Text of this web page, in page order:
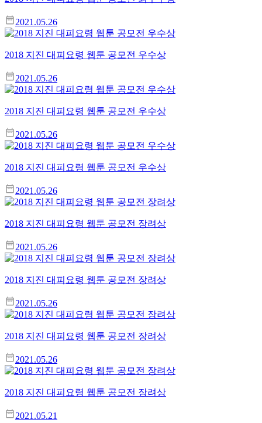
2021.05.26
2018 지진 대피요령 웹툰 공모전 우수상
2021.05.26
2018 지진 대피요령 웹툰 공모전 우수상
2021.05.26
2018 지진 대피요령 웹툰 공모전 우수상
2021.05.26
2018 지진 대피요령 웹툰 공모전 장려상
2021.05.26
2018 지진 대피요령 웹툰 공모전 장려상
2021.05.26
2018 지진 대피요령 웹툰 공모전 장려상
2021.05.26
2018 지진 대피요령 웹툰 공모전 장려상
2021.05.21